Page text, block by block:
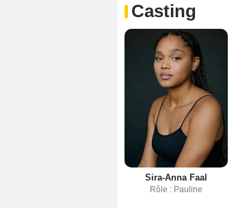
Casting
Sira-Anna Faal
Rôle : Pauline